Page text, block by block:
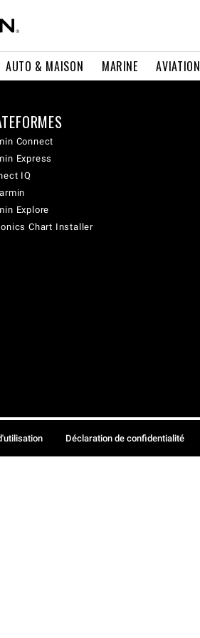
AUTO & MAISON MARINE AVIATION
Connect
Express
IQ
Explore
Chart Installer
Déclaration de confidentialité